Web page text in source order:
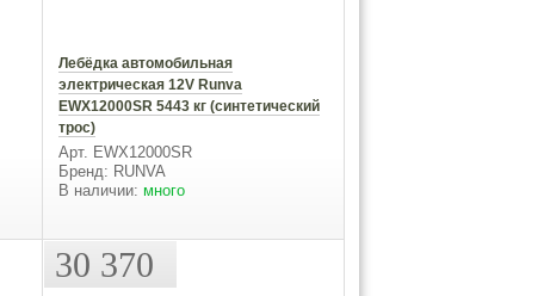
Лебёдка автомобильная
электрическая 12V Runva
EWX12000SR 5443 кг (синтетический
трос)
Арт. EWX12000SR
Бренд: RUNVA
В наличии: много
30 370